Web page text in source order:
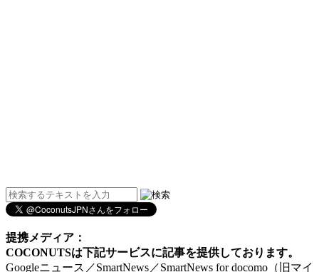
提携メディア：
COCONUTSは下記サービスに記事を提供しております。
Googleニュース／SmartNews／SmartNews for docomo（旧マイ